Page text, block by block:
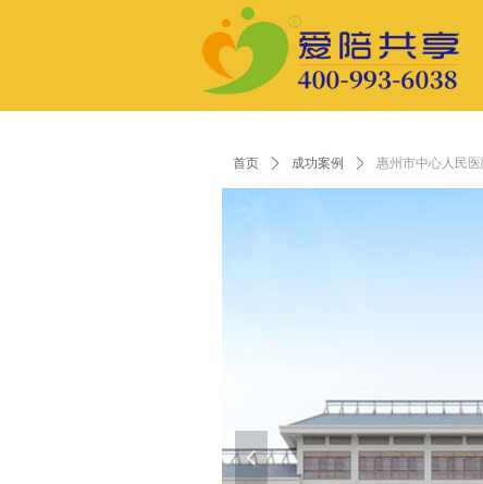
首页 ꄲ 成功案例 ꄲ 惠州市中心人民
넳